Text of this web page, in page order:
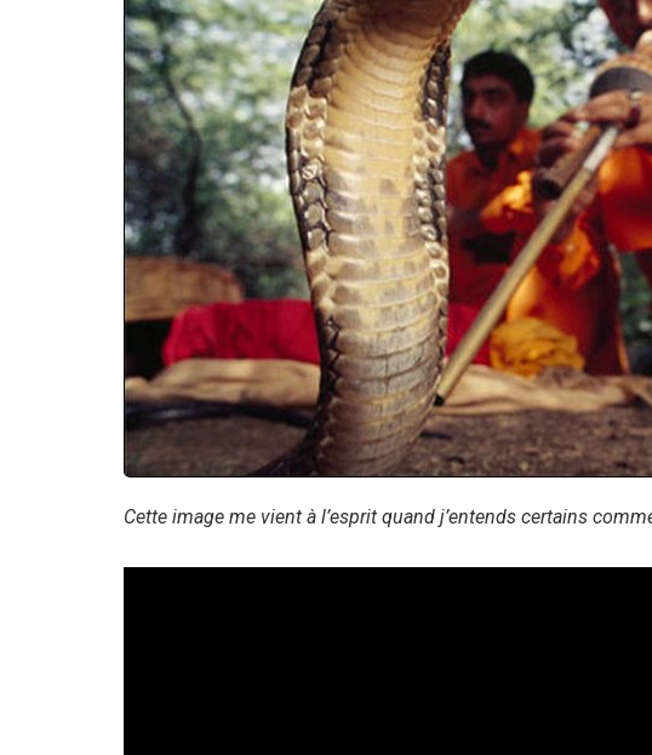
Cette image me vient à l’esprit quand j’entends certains